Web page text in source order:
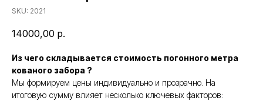
SKU: 2021
14000,00 р.
Из чего складывается стоимость погонного метра
кованого забора ?
Мы формируем цены индивидуально и прозрачно. На
итоговую сумму влияет несколько ключевых факторов: